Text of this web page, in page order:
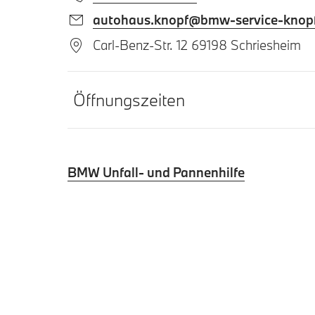
autohaus.knopf@bmw-service-
Carl-Benz-Str. 12 69198 Schriesheim
Öffnungszeiten
BMW Unfall- und Pannenhilfe